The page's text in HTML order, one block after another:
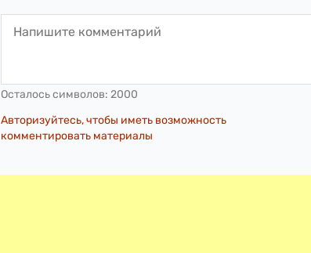
Осталось символов: 2000
Авторизуйтесь, чтобы иметь возможность
комментировать материалы